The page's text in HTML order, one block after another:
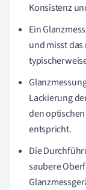
Konsistenz
Ein
und misst
Lackierung
den
entspricht.
Die
saubere